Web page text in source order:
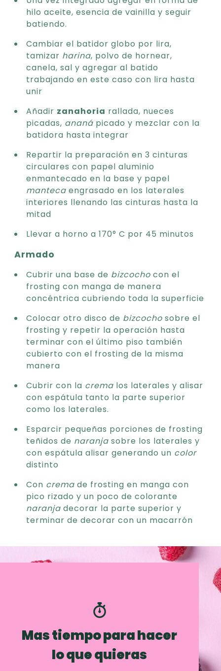
hilo aceite, esencia de vainilla y seguir
batiendo.
Cambiar el batidor globo por lira,
tamizar harina, polvo de hornear,
canela, sal y agregar al batido
trabajando en este caso con lira hasta
unir
Añadir zanahoria rallada, nueces
picadas, ananá picado y mezclar con la
batidora hasta integrar
Repartir la preparación en 3 cinturas
circulares con papel aluminio
enmantecado en la base y papel
manteca engrasado en los laterales
interiores llenando las cinturas hasta la
mitad
Llevar a horno a 170° C por 45 minutos
Armado
Cubrir una base de bizcocho con el
frosting con manga de manera
concéntrica cubriendo toda la superficie
Colocar otro disco de bizcocho sobre el
frosting y repetir la operación hasta
terminar con el último piso también
cubierto con el frosting de la misma
manera
Cubrir con la crema los laterales y alisar
con espátula tanto la parte superior
como los laterales.
Esparcir pequeñas porciones de frosting
teñidos de naranja sobre los laterales y
con espátula alisar generando un color
distinto
Con crema de frosting en manga con
pico rizado y un poco de colorante
naranja decorar la parte superior y
terminar de decorar con un macarrón
Mas tiempo para hacer
lo que quieras